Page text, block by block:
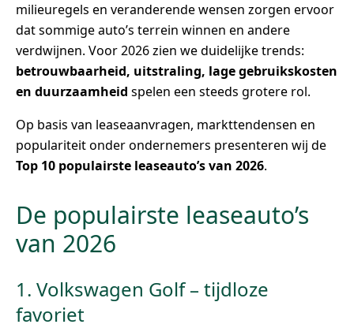
milieuregels en veranderende wensen zorgen ervoor
dat sommige auto’s terrein winnen en andere
verdwijnen. Voor 2026 zien we duidelijke trends:
betrouwbaarheid, uitstraling, lage gebruikskosten
en duurzaamheid spelen een steeds grotere rol.
Op basis van leaseaanvragen, markttendensen en
populariteit onder ondernemers presenteren wij de
Top 10 populairste leaseauto’s van 2026.
De populairste leaseauto’s
van 2026
1. Volkswagen Golf – tijdloze
favoriet